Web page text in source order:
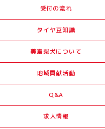
受付の流れ
タイヤ豆知識
美濃柴犬について
地域貢献活動
Q&A
求人情報